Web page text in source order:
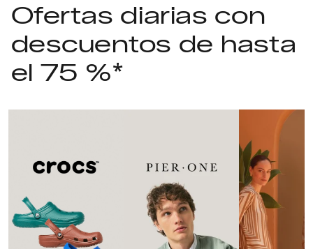
Ofertas diarias con
descuentos de hasta
el 75 %*